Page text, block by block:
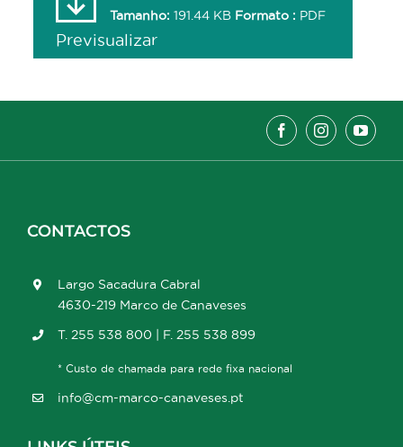
Tamanho: 191.44 KB Formato : PDF
Previsualizar
CONTACTOS
Largo Sacadura Cabral
4630-219 Marco de Canaveses
T. 255 538 800 | F. 255 538 899
* Custo de chamada para rede fixa nacional
info@cm-marco-canaveses.pt